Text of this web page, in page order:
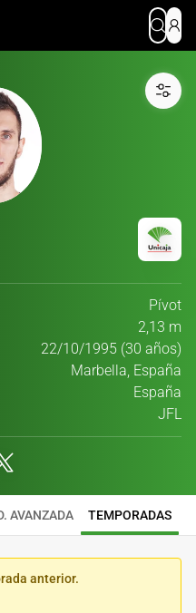
Pívot
2,13 m
22/10/1995 (30 años)
Marbella, España
España
JFL
AVANZADA TEMPORADAS
anterior.